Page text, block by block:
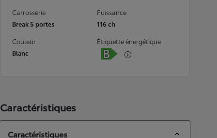
Carrosserie
Break 5 portes
Puissance
116 ch
Couleur
Blanc
Étiquette énergétique
Caractéristiques
Caractéristiques